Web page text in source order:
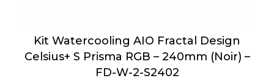
Kit Watercooling AIO Fractal Design
Celsius+ S Prisma RGB – 240mm (Noir) –
FD-W-2-S2402